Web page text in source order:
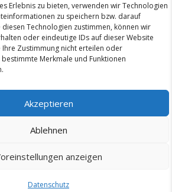
Erlebnis zu bieten, verwenden wir Technologien
zu speichern bzw. darauf
diesen Technologien zustimmen, können wir
oder eindeutige IDs auf dieser Website
Ihre Zustimmung nicht erteilen oder
Merkmale und Funktionen
Akzeptieren
Ablehnen
anzeigen
Datenschutz
Verbindlichkeiten
Sie uns schon?